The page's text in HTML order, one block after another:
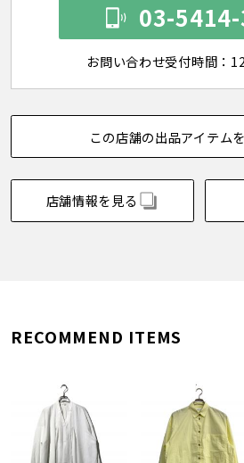
03-
お問い合わせ受付時間：
この店舗の出品アイテム
店舗情報を見る
RECOMMEND ITEMS